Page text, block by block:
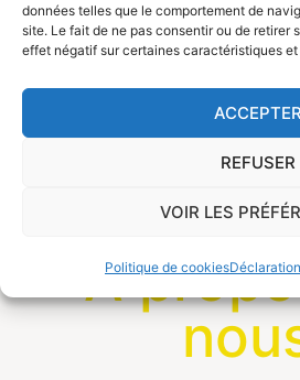
données telles que le comportement de
site. Le fait de ne pas consentir ou de retirer
effet négatif sur certaines caractéristiques
ACCEPTER
REFUSER
VOIR LES
Politique de cookies
À